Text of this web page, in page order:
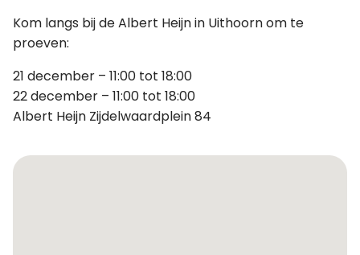
Kom langs bij de Albert Heijn in Uithoorn om te
proeven:
21 december – 11:00 tot 18:00
22 december – 11:00 tot 18:00
Albert Heijn Zijdelwaardplein 84